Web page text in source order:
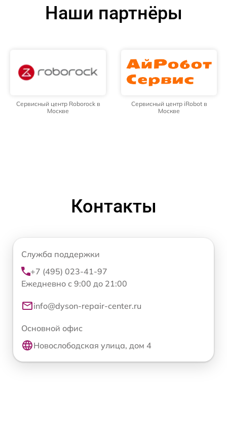
Наши партнёры
Сервисный центр Roborock в
Москве
Сервисный центр iRobot в
Москве
Контакты
Служба поддержки
+7 (495) 023-41-97
Ежедневно с 9:00 до 21:00
info@dyson-repair-center.ru
Основной офис
Новослободская улица, дом 4